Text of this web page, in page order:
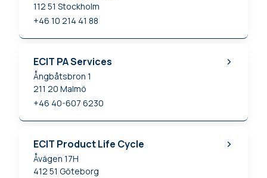
112 51 Stockholm
+46 10 214 41 88
ECIT PA Services
Ångbåtsbron 1
211 20 Malmö
+46 40-607 6230
ECIT Product Life Cycle
Åvägen 17H
412 51 Göteborg